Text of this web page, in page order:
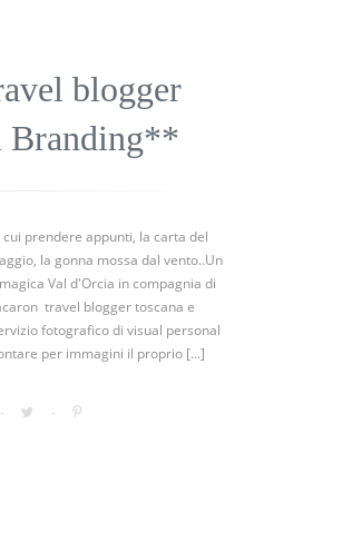
blogger
Branding**
prendere appunti, la carta del
la gonna mossa dal vento..Un
Val d'Orcia in compagnia di
travel blogger toscana e
fotografico di visual personal
per immagini il proprio [...]